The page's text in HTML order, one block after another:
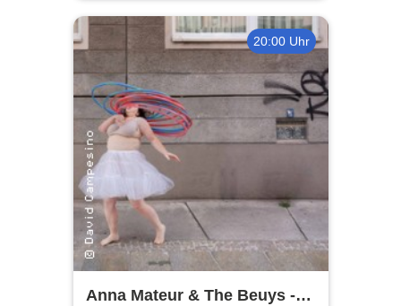
20:00 Uhr
Anna Mateur & The Beuys -